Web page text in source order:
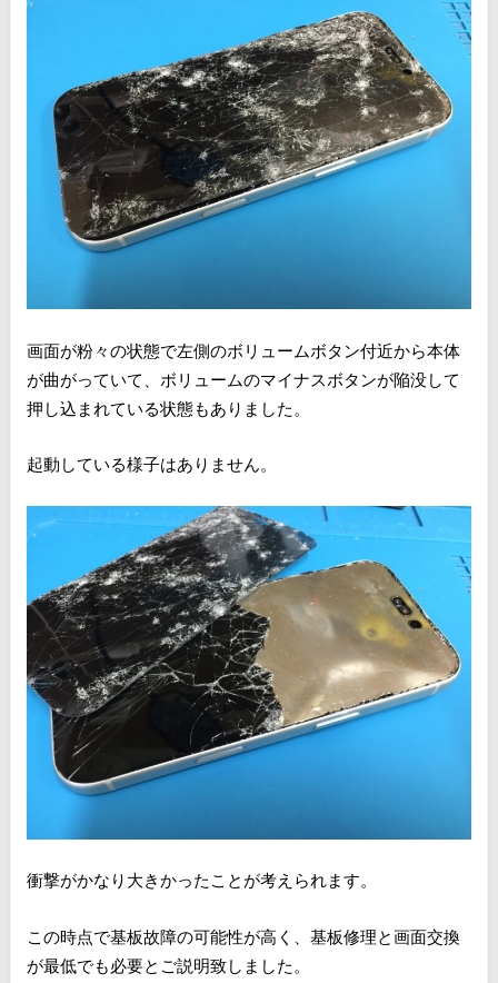
画面が粉々の状態で左側のボリュームボタン付近から本体
が曲がっていて、ボリュームのマイナスボタンが陥没して
押し込まれている状態もありました。
起動している様子はありません。
衝撃がかなり大きかったことが考えられます。
この時点で基板故障の可能性が高く、基板修理と画面交換
が最低でも必要とご説明致しました。